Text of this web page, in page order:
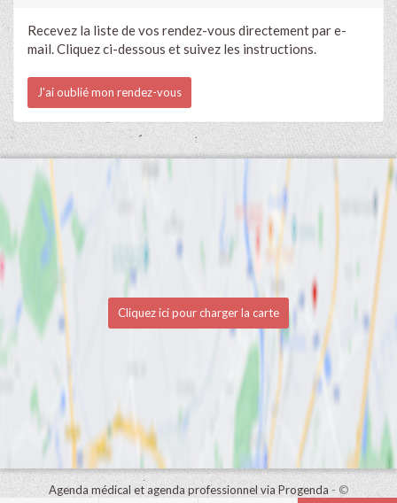
Recevez la liste de vos rendez-vous directement par e-
mail. Cliquez ci-dessous et suivez les instructions.
J'ai oublié mon rendez-vous
Cliquez ici pour charger la carte
Agenda médical et agenda professionnel via Progenda- ©